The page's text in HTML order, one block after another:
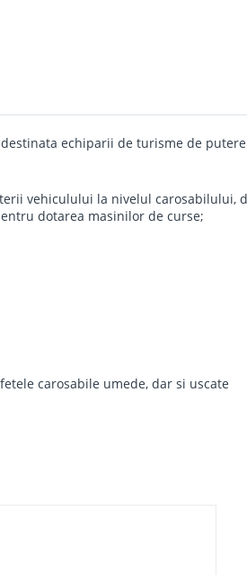
destinata echiparii de turisme de
vehiculului la nivelul carosabilului,
dotarea masinilor de curse;
carosabile umede, dar si uscate